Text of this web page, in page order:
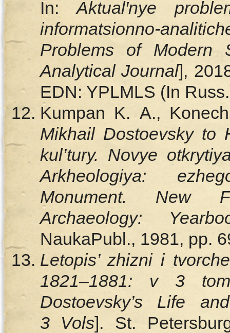
In:Aktual′nye
informatsionno-
Problems of Modern
Analytical Journal],
EDN: YPLMLS (In
Kumpan K. A.,
Mikhail Dostoevsky to
kul’tury. Novye
Arkheologiya:
Monument. New
Archaeology:
NaukaPubl., 1981, pp.
Letopis’ zhizni i
1821–1881: v 3
Dostoevsky’s Life
3 Vols]. St.